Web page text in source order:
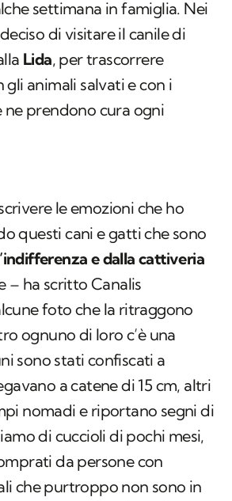
settimana in famiglia. Nei
di visitare il canile di
Lida, per trascorrere
gli animali salvati e con i
ne prendono cura ogni
le emozioni che ho
questi cani e gatti che sono
e dalla cattiveria
– ha scritto Canalis
foto che la ritraggono
ognuno di loro c’è una
sono stati confiscati a
a catene di 15 cm, altri
nomadi e riportano segni di
di cuccioli di pochi mesi,
da persone con
che purtroppo non sono in